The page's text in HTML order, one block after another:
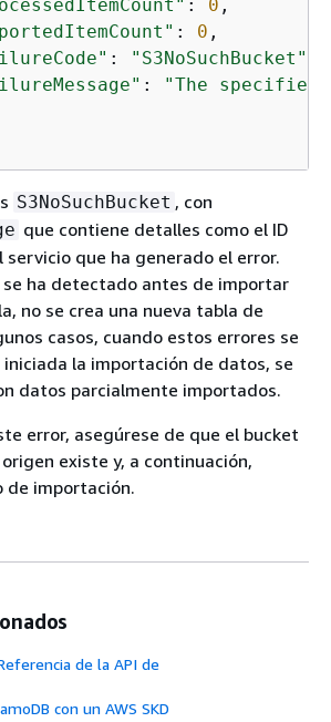
: 0 ,
: 0 ,
: "S3NoSuchBucket"
:
"The specified
S3NoSuchBucket , con
que contiene detalles como el ID
que ha generado el error.
se ha detectado antes de importar
no se crea una nueva tabla de
casos, cuando estos errores se
iniciada la importación de datos, se
datos parcialmente importados.
error, asegúrese de que el bucket
existe y, a continuación,
de importación.
de la API de
con un AWS SKD